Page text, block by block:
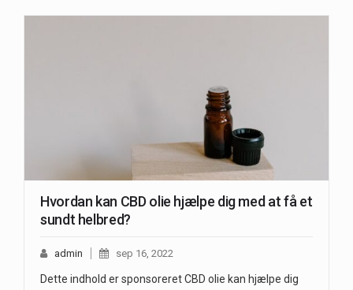
Hvordan kan CBD olie hjælpe dig med at få et
sundt helbred?
admin sep 16, 2022
Dette indhold er sponsoreret CBD olie kan hjælpe dig